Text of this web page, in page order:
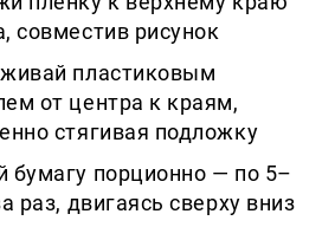
совместив рисунок
пластиковым
от центра к краям,
стягивая подложку
бумагу порционно — по 5–
раз, двигаясь сверху вниз